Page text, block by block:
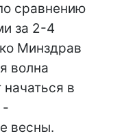
сравнению
за 2-4
Минздрав
волна
в
-
весны.